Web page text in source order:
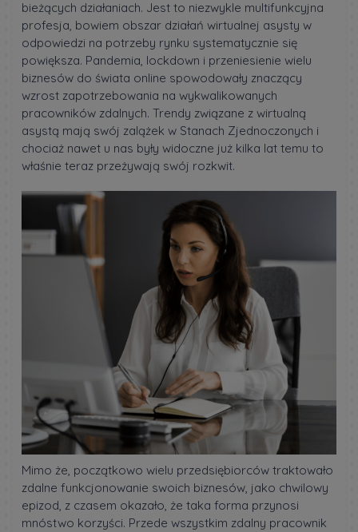
bieżących działaniach. Jest to niezwykle multifunkcyjna
profesja, bowiem obszar działań wirtualnej asysty w
odpowiedzi na potrzeby rynku systematycznie się
powiększa. Pandemia, lockdown i przeniesienie wielu
biznesów do świata online spowodowały znaczący
wzrost zapotrzebowania na wykwalikowanych
pracowników zdalnych. Trendy związane z wirtualną
asystą mają swój zalążek w Stanach Zjednoczonych i
chociaż nawet u nas były widoczne już kilka lat temu to
właśnie teraz przeżywają swój rozkwit.
Mimo że, początkowo wielu przedsiębiorców traktowało
zdalne funkcjonowanie swoich biznesów, jako chwilowy
epizod, z czasem okazało, że taka forma przynosi
mnóstwo korzyści. Przede wszystkim zdalny pracownik